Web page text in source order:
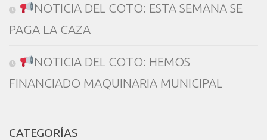
NOTICIA DEL COTO: ESTA SEMANA SE
PAGA LA CAZA
NOTICIA DEL COTO: HEMOS
FINANCIADO MAQUINARIA MUNICIPAL
CATEGORÍAS